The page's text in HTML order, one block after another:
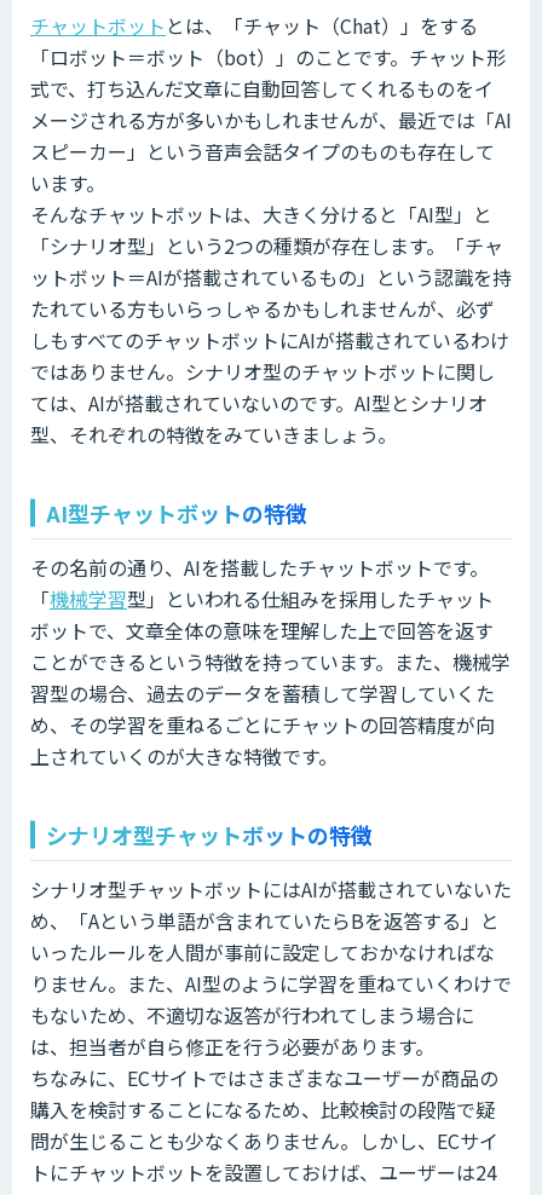
チャットボット とは、「チャット（Chat）」をする
「ロボット＝ボット（bot）」のことです。チャット形
式で、打ち込んだ文章に自動回答してくれるものをイ
メージされる方が多いかもしれませんが、最近では「AI
スピーカー」という音声会話タイプのものも存在して
います。
そんなチャットボットは、大きく分けると「AI型」と
「シナリオ型」という2つの種類が存在します。「チャ
ットボット＝AIが搭載されているもの」という認識を持
たれている方もいらっしゃるかもしれませんが、必ず
しもすべてのチャットボットにAIが搭載されているわけ
ではありません。シナリオ型のチャットボットに関し
ては、AIが搭載されていないのです。AI型とシナリオ
型、それぞれの特徴をみていきましょう。
AI型チャットボットの特徴
その名前の通り、AIを搭載したチャットボットです。
「機械学習型」といわれる仕組みを採用したチャット
ボットで、文章全体の意味を理解した上で回答を返す
ことができるという特徴を持っています。また、機械学
習型の場合、過去のデータを蓄積して学習していくた
め、その学習を重ねるごとにチャットの回答精度が向
上されていくのが大きな特徴です。
シナリオ型チャットボットの特徴
シナリオ型チャットボットにはAIが搭載されていないた
め、「Aという単語が含まれていたらBを返答する」と
いったルールを人間が事前に設定しておかなければな
りません。また、AI型のように学習を重ねていくわけで
もないため、不適切な返答が行われてしまう場合に
は、担当者が自ら修正を行う必要があります。
ちなみに、ECサイトではさまざまなユーザーが商品の
購入を検討することになるため、比較検討の段階で疑
問が生じることも少なくありません。しかし、ECサイ
トにチャットボットを設置しておけば、ユーザーは24